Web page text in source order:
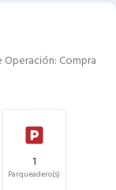
Operación: Compra
1
Parqueadero(s)